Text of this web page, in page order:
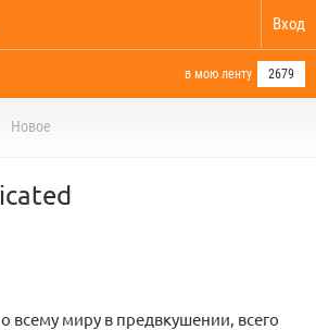
Вход
в мою ленту 2679
Новое
всему миру в предвкушении, всего